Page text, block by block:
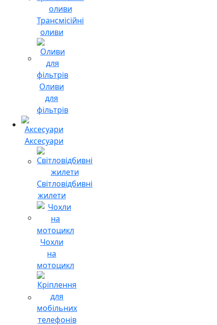
Трансмісійні
оливи
Оливи
для
фільтрів
Аксесуари
Світловідбивні
жилети
Чохли
на
мотоцикл